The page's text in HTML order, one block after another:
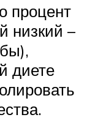
процент
низкий –
диете